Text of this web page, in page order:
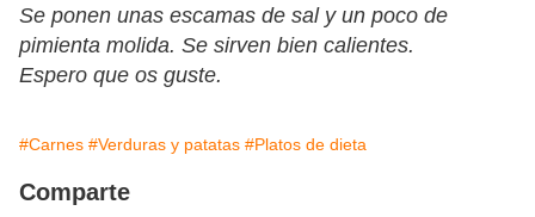
Se ponen unas escamas de sal y un poco de
pimienta molida. Se sirven bien calientes.
Espero que os guste.
#Carnes #Verduras y patatas #Platos de dieta
Comparte